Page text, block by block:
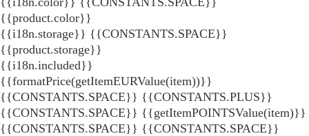
{{product.color}}
{{i18n.storage}} {{CONSTANTS.SPACE}}
{{product.storage}}
{{i18n.included}}
{{formatPrice(getItemEURValue(item))}}
{{CONSTANTS.SPACE}} {{CONSTANTS.PLUS}}
{{CONSTANTS.SPACE}} {{getItemPOINTSValue(item)}}
{{CONSTANTS.SPACE}} {{CONSTANTS.SPACE}}